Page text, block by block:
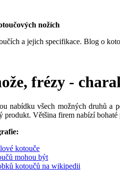
nožích
a jejich specifikace. Blog o
frézy -
nabídku všech možných druhů a
produkt. Většina firem nabízí
kotouče
mohou být
kotoučů na wikipedii